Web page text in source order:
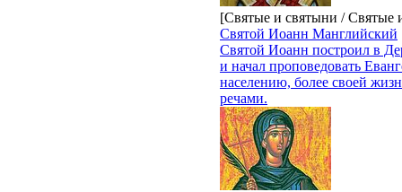
[Святые и святыни / Святые
Святой Иоанн Манглийский
Святой Иоанн построил в
и начал проповедовать
населению, более своей
речами.